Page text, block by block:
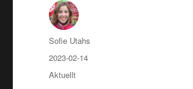
Författare
Sofie Utahs
Publicerat
den
2023-02-14
Kategorier
Aktuellt